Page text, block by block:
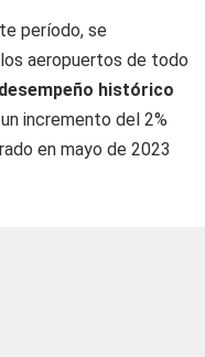
período, se
aeropuertos de todo
histórico
incremento del 2%
en mayo de 2023